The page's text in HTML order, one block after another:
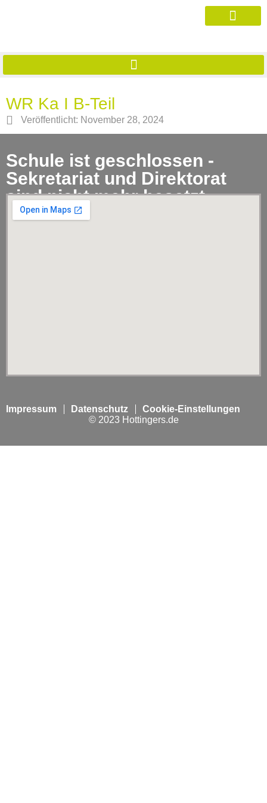
WR Ka I B-Teil
Veröffentlicht: November 28, 2024
Schule ist geschlossen -
Sekretariat und Direktorat
sind nicht mehr besetzt.
Impressum Datenschutz
Cookie-Einstellungen
© 2023 Hottingers.de